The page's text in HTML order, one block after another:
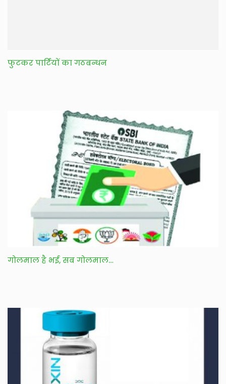
फुटकर पार्टियों का गठबन्धन
गोलमाल है भई, सब गोलमाल…